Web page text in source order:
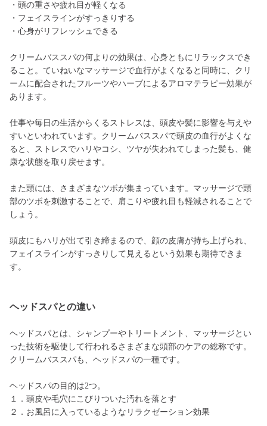
・頭の重さや疲れ目が軽くなる
・フェイスラインがすっきりする
・心身がリフレッシュできる
クリームバススパの何よりの効果は、心身ともにリラックスでき
ること。ていねいなマッサージで血行がよくなると同時に、クリ
ームに配合されたフルーツやハーブによるアロマテラピー効果が
あります。
仕事や毎日の生活からくるストレスは、頭皮や髪に影響を与えや
すいといわれています。クリームバススパで頭皮の血行がよくな
ると、ストレスでハリやコシ、ツヤが失われてしまった髪も、健
康な状態を取り戻せます。
また頭には、さまざまなツボが集まっています。マッサージで頭
部のツボを刺激することで、肩こりや疲れ目も軽減されることで
しょう。
頭皮にもハリが出て引き締まるので、顔の皮膚が持ち上げられ、
フェイスラインがすっきりして見えるという効果も期待できま
す。
ヘッドスパとの違い
ヘッドスパとは、シャンプーやトリートメント、マッサージとい
った技術を駆使して行われるさまざまな頭部のケアの総称です。
クリームバススパも、ヘッドスパの一種です。
ヘッドスパの目的は2つ。
１．頭皮や毛穴にこびりついた汚れを落とす
２．お風呂に入っているようなリラクゼーション効果